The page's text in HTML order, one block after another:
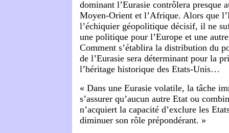
dominant l’Eurasie contrôlera presque
Moyen-Orient et l’Afrique. Alors que
l’échiquier géopolitique décisif, il ne
une politique pour l’Europe et une
Comment s’établira la distribution du
de l’Eurasie sera déterminant pour la
l’héritage historique des Etats-Unis…
« Dans une Eurasie volatile, la tâche
s’assurer qu’aucun autre Etat ou
n’acquiert la capacité d’exclure les
diminuer son rôle prépondérant. »